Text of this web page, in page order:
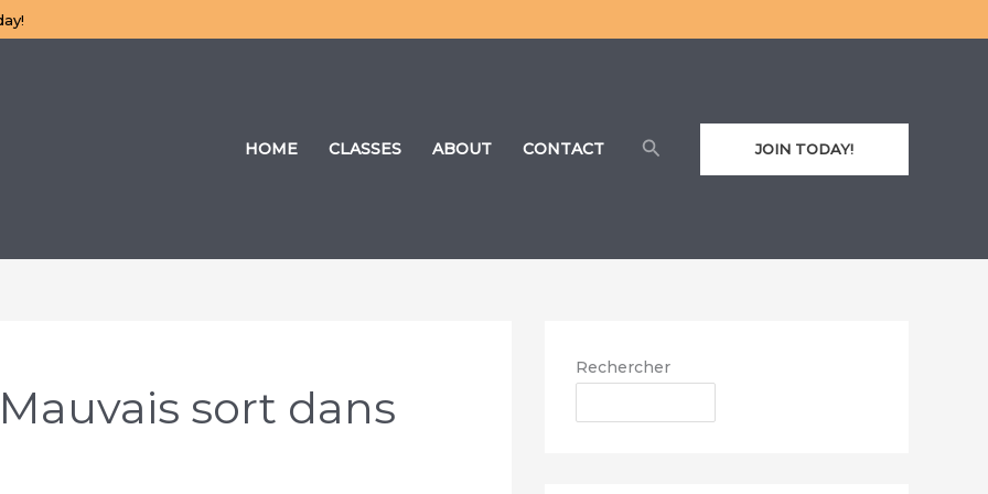
HOME CLASSES ABOUT CONTACT RechercherJOIN TODAY!
sort dans
Rechercher